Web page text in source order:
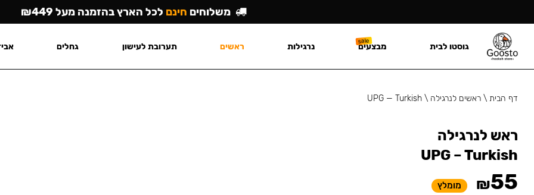
דף הבית\ ראשים לנרגילה \
UPG — Turkish
ראש לנרגילה
UPG – Turkish
₪55 מומלץ
משלוחים חינם לכל הארץ בהזמנה מעל ₪449
גוסטו לבית מבצעים נרגילות ראשים תערובת לעישון גחלים